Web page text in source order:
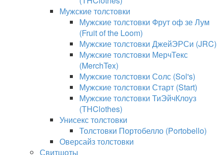
Мужские толстовки
Мужские толстовки Фрут оф зе Лум
(Fruit of the Loom)
Мужские толстовки ДжейЭРСи (JRC)
Мужские толстовки МерчТекс
(MerchTex)
Мужские толстовки Солс (Sol's)
Мужские толстовки Старт (Start)
Мужские толстовки ТиЭйчКлоуз
(THClothes)
Унисекс толстовки
Толстовки Портобелло (Portobello)
Оверсайз толстовки
Свитшоты